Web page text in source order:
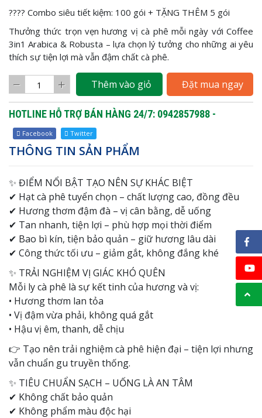
???? Combo siêu tiết kiệm: 100 gói + TẶNG THÊM 5 gói
Thưởng thức trọn vẹn hương vị cà phê mỗi ngày với Coffee
3in1 Arabica & Robusta – lựa chọn lý tưởng cho những ai yêu
thích sự tiện lợi mà vẫn đậm chất cà phê.
Thêm vào giỏ Đặt mua ngay
HOTLINE HỖ TRỢ BÁN HÀNG 24/7: 0942857988 -
Facebook Twitter
THÔNG TIN SẢN PHẨM
✨ ĐIỂM NỔI BẬT TẠO NÊN SỰ KHÁC BIỆT
✔ Hạt cà phê tuyển chọn – chất lượng cao, đồng đều
✔ Hương thơm đậm đà – vị cân bằng, dễ uống
✔ Tan nhanh, tiện lợi – phù hợp mọi thời điểm
✔ Bao bì kín, tiện bảo quản – giữ hương lâu dài
✔ Công thức tối ưu – giảm gắt, không đắng khé
✨ TRẢI NGHIỆM VỊ GIÁC KHÓ QUÊN
Mỗi ly cà phê là sự kết tinh của hương và vị:
• Hương thơm lan tỏa
• Vị đậm vừa phải, không quá gắt
• Hậu vị êm, thanh, dễ chịu
👉 Tạo nên trải nghiệm cà phê hiện đại – tiện lợi nhưng
vẫn chuẩn gu truyền thống.
✨ TIÊU CHUẨN SẠCH – UỐNG LÀ AN TÂM
✔ Không chất bảo quản
✔ Không phẩm màu độc hại